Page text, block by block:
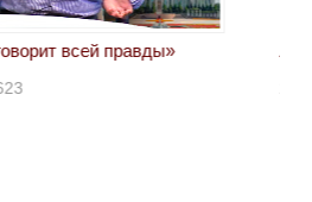
всей правды»